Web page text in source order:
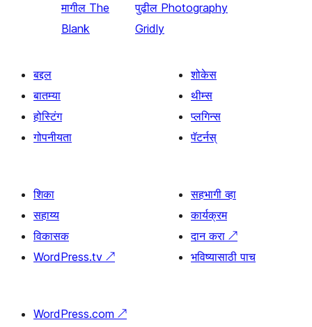
मागील The
Blank
पुढील Photography
Gridly
बद्दल
बातम्या
होस्टिंग
गोपनीयता
शोकेस
थीम्स
प्लगिन्स
पॅटर्नस्
शिका
सहाय्य
विकासक
WordPress.tv ↗
सहभागी व्हा
कार्यक्रम
दान करा ↗
भविष्यासाठी पाच
WordPress.com ↗